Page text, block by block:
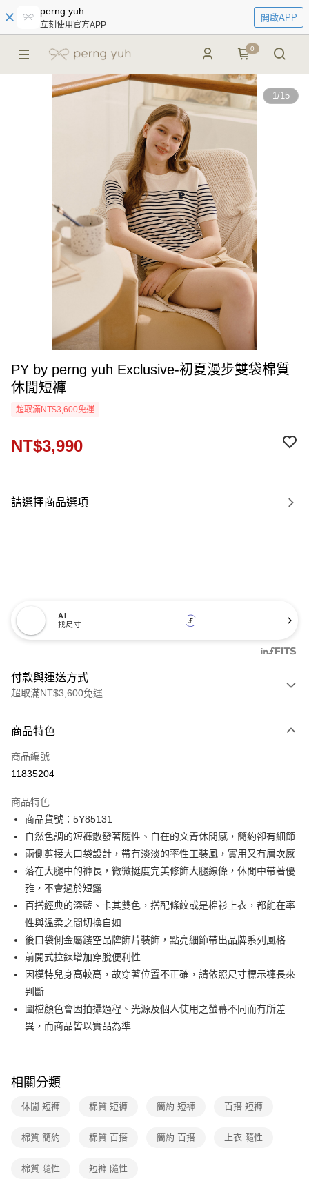
perng yuh
立刻使用官方APP
開啟APP
0
1/15
PY by perng yuh Exclusive-初夏漫步雙袋棉質
休閒短褲
超取滿NT$3,600免運
NT$3,990
請選擇商品選項
AI
找尺寸
付款與運送方式
超取滿NT$3,600免運
信用卡一次付款
信用卡分期付款
合作金庫商業銀行
華南商業銀行
上海商業儲蓄銀行
台北富邦商業銀行
國泰世華商業銀行
兆豐國際商業銀行
臺灣中小企業銀行
台中商業銀行
匯豐（台灣）商業銀行
聯邦商業銀行
元大商業銀行
永豐商業銀行
玉山商業銀行
台新國際商業銀行
中國信託商業銀行
台灣樂天信用卡公司
LINE Pay
Apple Pay
街口支付
AFTEE先享後付
相關說明
【關於「AFTEE先享後付」】
AFTEE先享後付是「在收到商品之後才付款」的支付方式。 讓您購物簡單
便利好安心！
１．簡單：不需註冊會員、不需綁卡、不需儲值。
２．便利：只要手機號碼，簡訊認證，即可結帳。
【「AFTEE先享後付」結帳流程】
１．於結帳方式選擇「AFTEE先享後付」後，將跳轉至「AFTEE先享後付」
結帳頁面，進行簡訊認證並確認金額後，即可完成結帳。
※ 請注意：結帳手續完成當下不需立刻繳費，但若您需要取消訂單，請聯絡
後付繳納相關費用。
是否繳費成功／繳費後需取消欲退款等相關疑問，請聯繫「AFTEE先享後付
【注意事項】
付款後全家FamilyMart取貨
每筆NT$90，滿NT$3,600(含以上)免運費
付款後7-11取貨
黑貓宅配
每筆NT$200，滿NT$8,000(含以上)免運費
付款後門市自取
商品特色
商品編號
11835204
商品特色
商品貨號：5Y85131
自然色調的短褲散發著隨性、自在的文青休閒感，簡約卻有細節
兩側剪接大口袋設計，帶有淡淡的率性工裝風，實用又有層次感
落在大腿中的褲長，微微挺度完美修飾大腿線條，休閒中帶著優
雅，不會過於短露
百搭經典的深藍、卡其雙色，搭配條紋或是棉衫上衣，都能在率
性與溫柔之間切換自如
後口袋側金屬鏤空品牌飾片裝飾，點亮細節帶出品牌系列風格
前開式拉鍊增加穿脫便利性
因模特兒身高較高，故穿著位置不正確，請依照尺寸標示褲長來
判斷
圖檔顏色會因拍攝過程、光源及個人使用之螢幕不同而有所差
異，而商品皆以實品為準
相關分類
休閒 短褲 棉質 短褲 簡約 短褲 百搭 短褲
棉質 簡約 棉質 百搭 簡約 百搭 上衣 隨性
棉質 隨性 短褲 隨性